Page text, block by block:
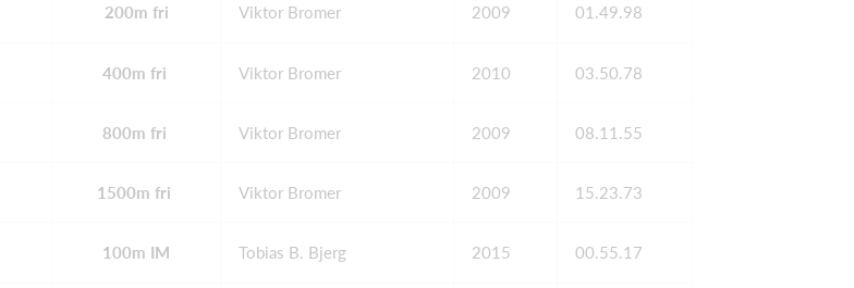
200m fri Viktor Bromer 2009 01.49.98
400m fri Viktor Bromer 2010 03.50.78
800m fri Viktor Bromer 2009 08.11.55
1500m fri Viktor Bromer 2009 15.23.73
100m IM Tobias B. Bjerg 2015 00.55.17